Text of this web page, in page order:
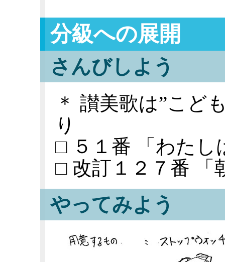
分級への展開
さんびしよう
＊ 讃美歌は”こど
り
□ ５１番 「わたし
□ 改訂１２７番 「
やってみよう